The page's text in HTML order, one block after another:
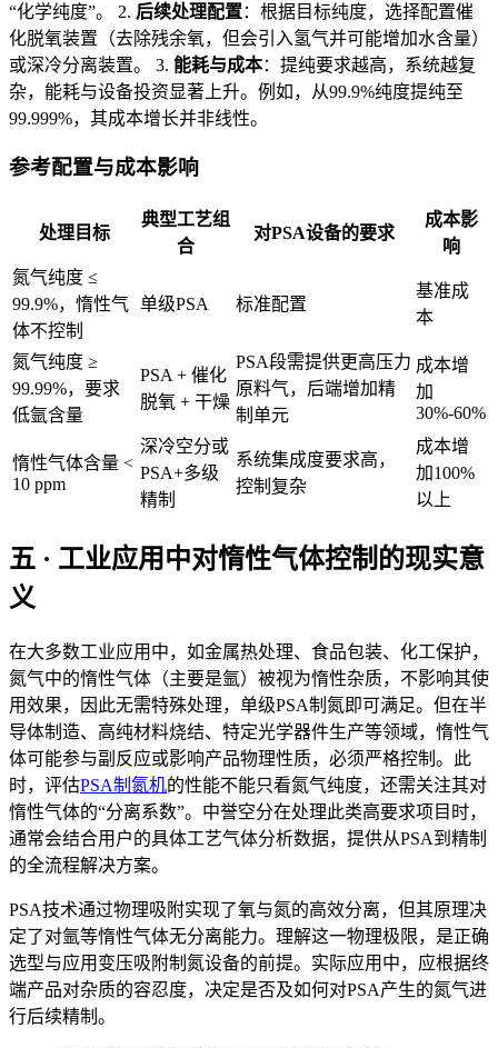
“化学纯度”。 2. 后续处理配置：根据目标纯度，选择配置催
化脱氧装置（去除残余氧，但会引入氢气并可能增加水含量）
或深冷分离装置。 3. 能耗与成本：提纯要求越高，系统越复
杂，能耗与设备投资显著上升。例如，从99.9%纯度提纯至
99.999%，其成本增长并非线性。
参考配置与成本影响
处理目标
典型工艺组
合
对PSA设备的要求
成本影
响
氮气纯度 ≤
99.9%，惰性气
体不控制
单级PSA 标准配置
基准成
本
氮气纯度 ≥
99.99%，要求
低氩含量
PSA + 催化
脱氧 + 干燥
PSA段需提供更高压力
原料气，后端增加精
制单元
成本增
加
30%-60%
惰性气体含量 <
10 ppm
深冷空分或
PSA+多级
精制
系统集成度要求高，
控制复杂
成本增
加100%
以上
五 · 工业应用中对惰性气体控制的现实意
义
在大多数工业应用中，如金属热处理、食品包装、化工保护，
氮气中的惰性气体（主要是氩）被视为惰性杂质，不影响其使
用效果，因此无需特殊处理，单级PSA制氮即可满足。但在半
导体制造、高纯材料烧结、特定光学器件生产等领域，惰性气
体可能参与副反应或影响产品物理性质，必须严格控制。此
时，评估PSA制氮机的性能不能只看氮气纯度，还需关注其对
惰性气体的“分离系数”。中誉空分在处理此类高要求项目时，
通常会结合用户的具体工艺气体分析数据，提供从PSA到精制
的全流程解决方案。
PSA技术通过物理吸附实现了氧与氮的高效分离，但其原理决
定了对氩等惰性气体无分离能力。理解这一物理极限，是正确
选型与应用变压吸附制氮设备的前提。实际应用中，应根据终
端产品对杂质的容忍度，决定是否及如何对PSA产生的氮气进
行后续精制。